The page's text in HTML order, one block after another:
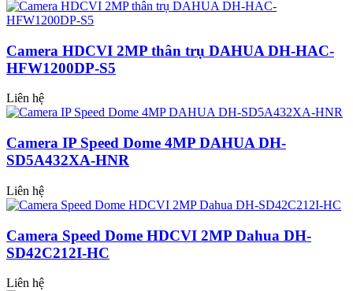
Camera HDCVI 2MP thân trụ DAHUA DH-HAC-
HFW1200DP-S5
Liên hệ
Camera IP Speed Dome 4MP DAHUA DH-
SD5A432XA-HNR
Liên hệ
Camera Speed Dome HDCVI 2MP Dahua DH-
SD42C212I-HC
Liên hệ